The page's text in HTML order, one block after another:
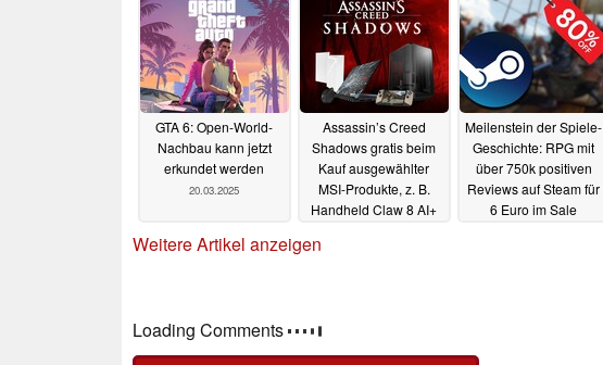
GTA 6: Open-World-
Nachbau kann jetzt
erkundet werden
20.03.2025
Assassin’s Creed
Shadows gratis beim
Kauf ausgewählter
MSI-Produkte, z. B.
Handheld Claw 8 AI+
Meilenstein der Spiele-
Geschichte: RPG mit
über 750k positiven
Reviews auf Steam für
6 Euro im Sale
Weitere Artikel anzeigen
Loading Comments